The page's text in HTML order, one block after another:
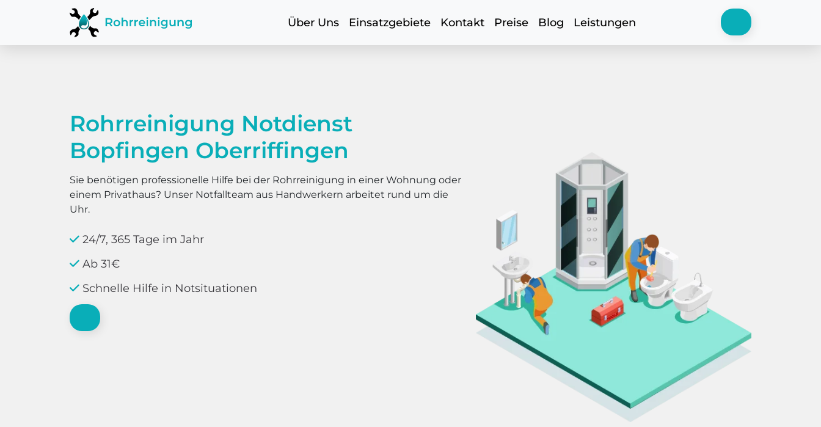
Über Uns Einsatzgebiete Kontakt Preise Blog Leistungen
Rohrreinigung Notdienst
Bopfingen Oberriffingen
Sie benötigen professionelle Hilfe bei der Rohrreinigung in einer Wohnung oder
einem Privathaus? Unser Notfallteam aus Handwerkern arbeitet rund um die
Uhr.
24/7, 365 Tage im Jahr
Ab 31€
Schnelle Hilfe in Notsituationen